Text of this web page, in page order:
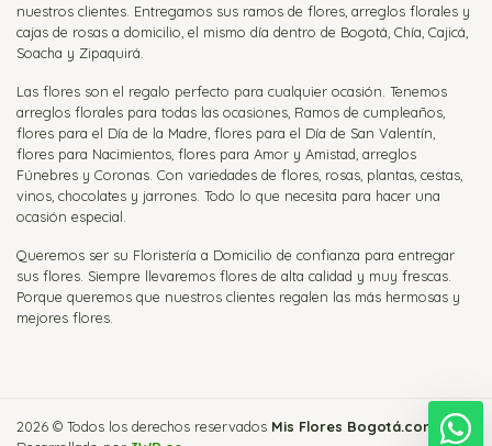
nuestros clientes. Entregamos sus ramos de flores, arreglos florales y
cajas de rosas a domicilio, el mismo día dentro de Bogotá, Chía, Cajicá,
Soacha y Zipaquirá.
Las flores son el regalo perfecto para cualquier ocasión. Tenemos
arreglos florales para todas las ocasiones, Ramos de cumpleaños,
flores para el Día de la Madre, flores para el Día de San Valentín,
flores para Nacimientos, flores para Amor y Amistad, arreglos
Fúnebres y Coronas. Con variedades de flores, rosas, plantas, cestas,
vinos, chocolates y jarrones. Todo lo que necesita para hacer una
ocasión especial.
Queremos ser su Floristería a Domicilio de confianza para entregar
sus flores. Siempre llevaremos flores de alta calidad y muy frescas.
Porque queremos que nuestros clientes regalen las más hermosas y
mejores flores.
2026 © Todos los derechos reservados Mis Flores Bogotá.com